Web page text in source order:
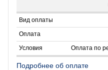
Оплата по
Подробнее об оплате